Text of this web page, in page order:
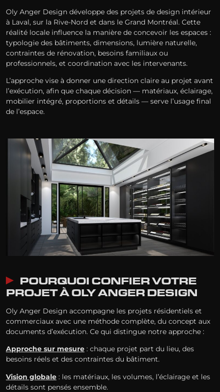
Oly Anger Design développe des projets de design intérieur
à Laval, sur la Rive-Nord et dans le Grand Montréal. Cette
réalité locale influence la manière de concevoir les espaces :
typologie des bâtiments, dimensions, lumière naturelle,
contraintes de rénovation, besoins familiaux ou
professionnels, et coordination avec les intervenants.
L’approche vise à donner une direction claire au projet avant
l’exécution, afin que chaque décision — matériaux, éclairage,
mobilier intégré, proportions et détails — serve l’usage final
de l’espace.
POURQUOI CONFIER VOTRE
PROJET À OLY ANGER DESIGN
Oly Anger Design accompagne les projets résidentiels et
commerciaux avec une méthode complète, du concept aux
documents d’exécution. Ce qui distingue notre approche :
Approche sur mesure : chaque projet part du lieu, des
besoins réels et des contraintes du bâtiment.
Vision globale : les matériaux, les volumes, l’éclairage et les
détails sont pensés ensemble.